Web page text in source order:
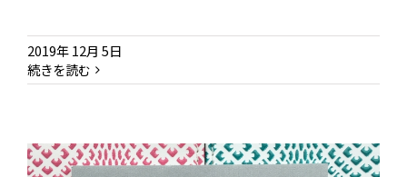
2019年 12月 5日
続きを読む